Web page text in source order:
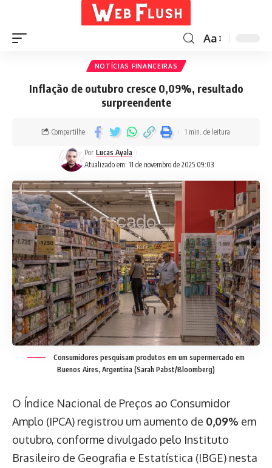
Aa
NOTÍCIAS FINANCEIRAS
Inflação de outubro cresce 0,09%, resultado
surpreendente
Atualizado em: 11 de novembro de 2025 09:03
Por Lucas Ayala
Compartilhe 1 min. de leitura
Consumidores pesquisam produtos em um supermercado em
Buenos Aires, Argentina (Sarah Pabst/Bloomberg)
O Índice Nacional de Preços ao Consumidor
Amplo (IPCA) registrou um aumento de 0,09% em
outubro, conforme divulgado pelo Instituto
Brasileiro de Geografia e Estatística (IBGE) nesta